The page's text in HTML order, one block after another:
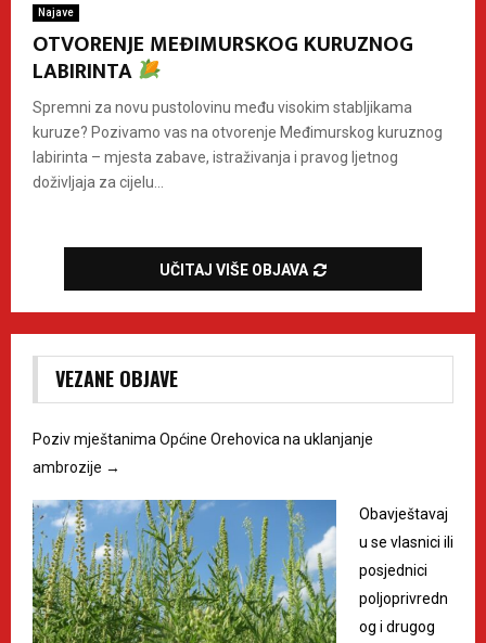
Najave
OTVORENJE MEĐIMURSKOG KURUZNOG
LABIRINTA
Spremni za novu pustolovinu među visokim stabljikama
kuruze? Pozivamo vas na otvorenje Međimurskog kuruznog
labirinta – mjesta zabave, istraživanja i pravog ljetnog
doživljaja za cijelu...
UČITAJ VIŠE OBJAVA
VEZANE OBJAVE
Poziv mještanima Općine Orehovica na uklanjanje
ambrozije →
Obavještavaj
u se vlasnici ili
posjednici
poljoprivredn
og i drugog